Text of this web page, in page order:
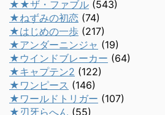
★★ザ・ファブル (543)
★ねずみの初恋 (74)
★はじめの一歩 (217)
★アンダーニンジャ (19)
★ウインドブレーカー (64)
★キャプテン2 (122)
★ワンピース (146)
★ワールドトリガー (107)
★刃牙らへん (55)